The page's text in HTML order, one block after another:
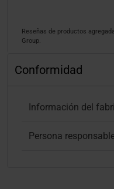
Reseñas de productos
Group.
Conformidad
Información del
Persona